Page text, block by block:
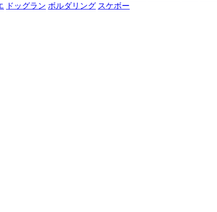
ドッグラン ボルダリング スケボー